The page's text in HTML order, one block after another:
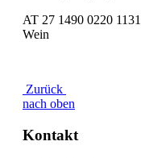
AT 27 1490 0220
Wein
Zurück
nach oben
Kontakt